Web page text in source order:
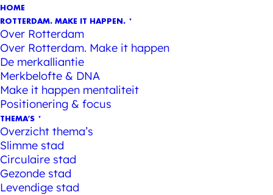
HOME
ROTTERDAM. MAKE IT HAPPEN.
Over Rotterdam
Over Rotterdam. Make it happen
De merkalliantie
Merkbelofte & DNA
Make it happen mentaliteit
Positionering & focus
THEMA’S
Overzicht thema’s
Slimme stad
Circulaire stad
Gezonde stad
Levendige stad